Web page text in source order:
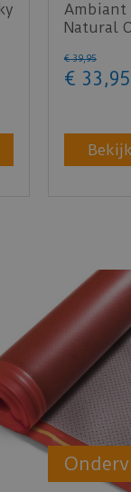
Ambiant
Natural
€ 39,95
€ 33 ,95